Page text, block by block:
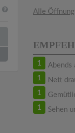
Alle
1 Abends
1 Nett
1
1 Sehen